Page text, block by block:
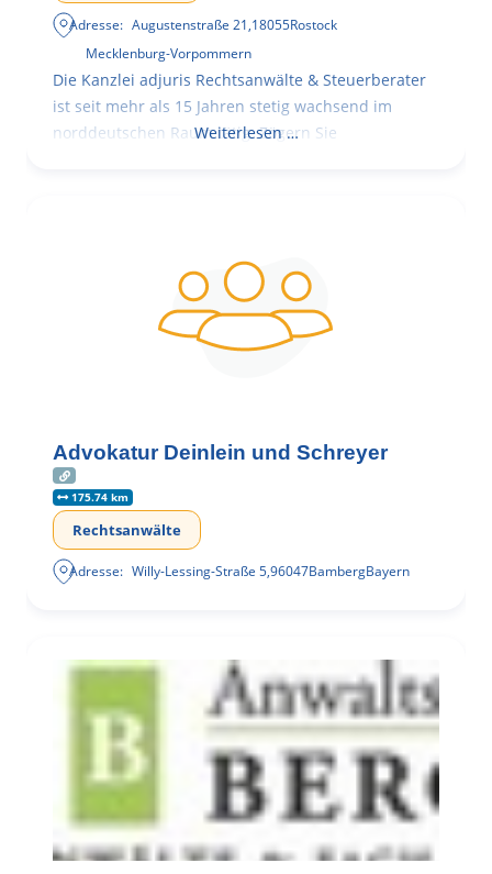
Adresse: Augustenstraße 21,18055Rostock
Mecklenburg-Vorpommern
Die Kanzlei adjuris Rechtsanwälte & Steuerberater
ist seit mehr als 15 Jahren stetig wachsend im
norddeutschen Raum tätig. Zögern Sie
Weiterlesen …
Advokatur Deinlein und Schreyer
175.74 km
Rechtsanwälte
Adresse: Willy-Lessing-Straße 5,96047BambergBayern